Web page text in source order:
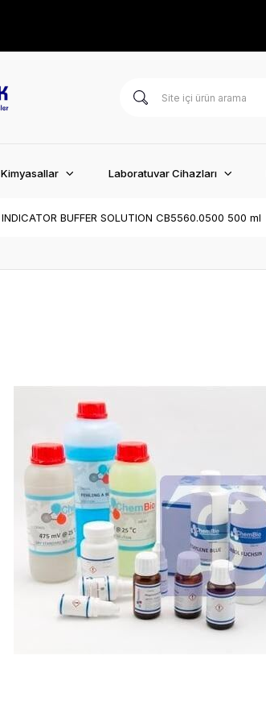
Kimyasallar Laboratuvar Cihazları
INDICATOR BUFFER SOLUTION CB5560.0500 500 ml